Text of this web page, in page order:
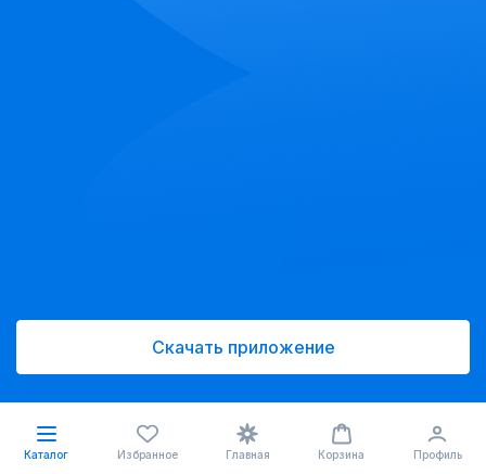
Скачать приложение
Каталог Избранное Главная Корзина Профиль